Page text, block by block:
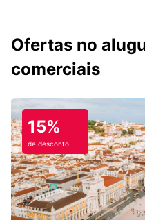
Ofertas no
comerciais
15%
de desconto